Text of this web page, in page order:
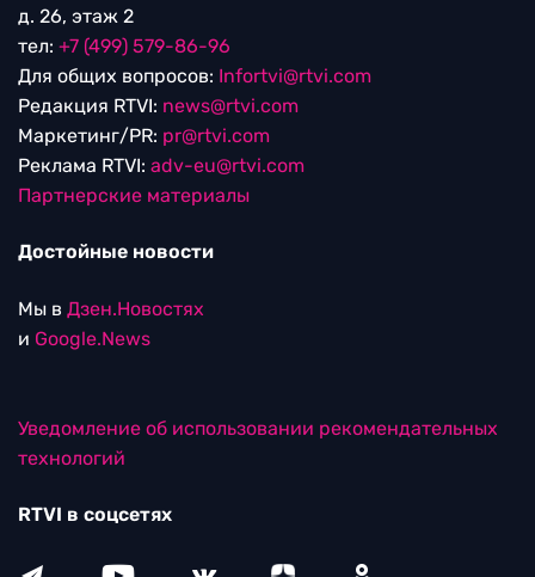
д. 26, этаж 2
тел: +7 (499) 579-86-96
Для общих вопросов: Infortvi@rtvi.com
Редакция RTVI: news@rtvi.com
Маркетинг/PR: pr@rtvi.com
Реклама RTVI: adv-eu@rtvi.com
Партнерские материалы
Достойные новости
Мы в Дзен.Новостях
и Google.News
Уведомление об использовании рекомендательных
технологий
RTVI в соцсетях